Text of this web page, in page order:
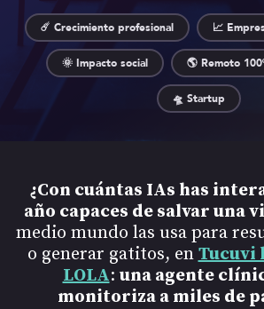
☄️ Crecimiento profesional 📈
🌞 Impacto social 🌎 Remoto
🛸 Startup
¿Con cuántas IAs has
año capaces de salvar una
medio mundo las usa para
o generar gatitos, enTucuvi
LOLA: una agente
monitoriza a miles de